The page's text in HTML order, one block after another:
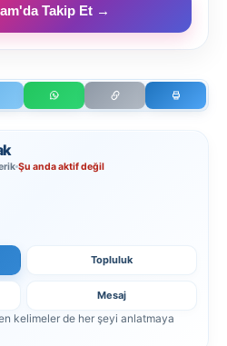
Takip Et →
Şu anda aktif değil
Topluluk
Mesaj
kelimeler de her şeyi anlatmaya